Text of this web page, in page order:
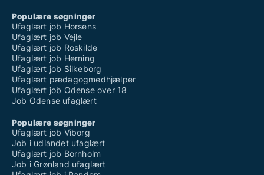
Populære søgninger
Ufaglært job Horsens
Ufaglært job Vejle
Ufaglært job Roskilde
Ufaglært job Herning
Ufaglært job Silkeborg
Ufaglært pædagogmedhjælper
Ufaglært job Odense over 18
Job Odense ufaglært
Populære søgninger
Ufaglært job Viborg
Job i udlandet ufaglært
Ufaglært job Bornholm
Job i Grønland ufaglært